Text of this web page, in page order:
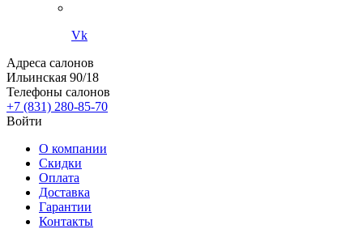
Vk
Адреса салонов
Ильинская 90/18
Телефоны салонов
+7 (831) 280-85-70
Войти
О компании
Скидки
Оплата
Доставка
Гарантии
Контакты